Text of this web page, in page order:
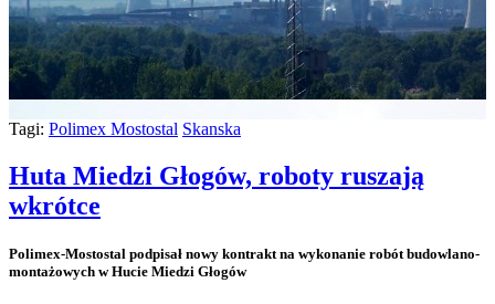
Tagi: Polimex Mostostal Skanska
Huta Miedzi Głogów, roboty ruszają
wkrótce
Polimex-Mostostal podpisał nowy kontrakt na wykonanie robót budowlano-
montażowych w Hucie Miedzi Głogów